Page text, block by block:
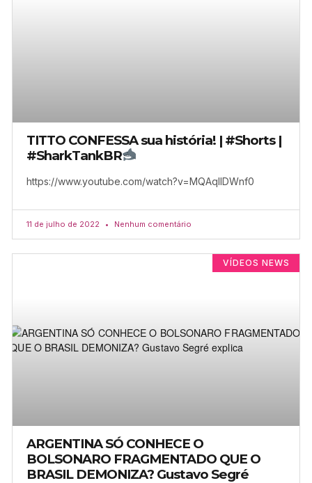
TITTO CONFESSA sua história! | #Shorts |
#SharkTankBR
https://www.youtube.com/watch?v=MQAqlIDWnf0
11 de julho de 2022 Nenhum comentário
VÍDEOS NEWS
ARGENTINA SÓ CONHECE O
BOLSONARO FRAGMENTADO QUE O
BRASIL DEMONIZA? Gustavo Segré